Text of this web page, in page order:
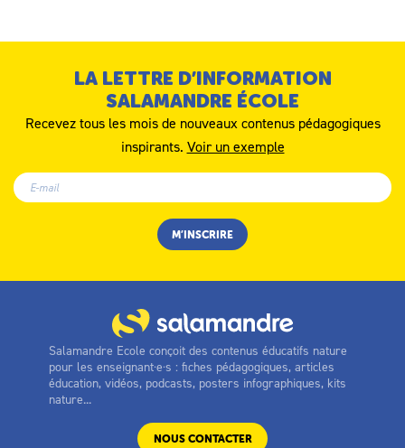
LA LETTRE D’INFORMATION
SALAMANDRE ÉCOLE
Recevez tous les mois de nouveaux contenus pédagogiques
inspirants. Voir un exemple
Salamandre Ecole conçoit des contenus éducatifs nature
pour les enseignant·e·s : fiches pédagogiques, articles
éducation, vidéos, podcasts, posters infographiques, kits
nature...
NOUS CONTACTER